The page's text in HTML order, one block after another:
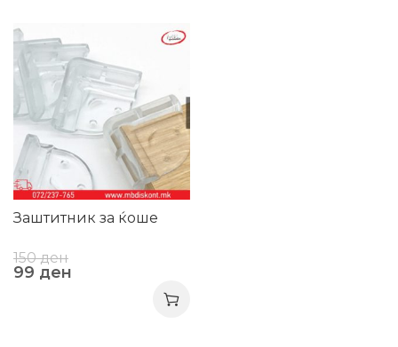
-34%
Заштитник за ќоше
150ден
99 ден